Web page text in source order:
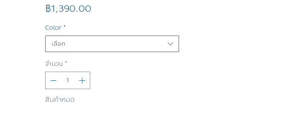
฿1,390.00ราคา
Color *
เลือก
จำนวน *
สินค้าหมด